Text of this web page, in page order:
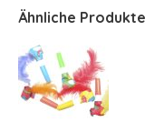
Ähnliche Produkte